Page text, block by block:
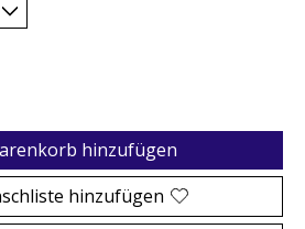
hinzufügen
hinzufügen